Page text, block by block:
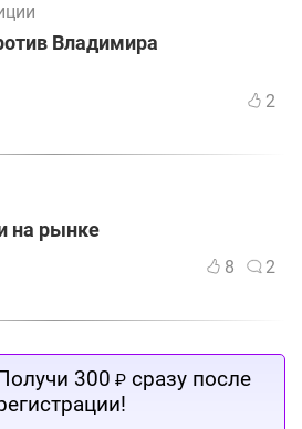
Владимира
2
на рынке
8 2
300 ₽ сразу после